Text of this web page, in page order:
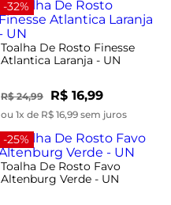
-32%
Toalha De Rosto Finesse
Atlantica Laranja - UN
R$ 24,99 R$ 16,99
ou 1x de R$ 16,99 sem juros
-25%
Toalha De Rosto Favo
Altenburg Verde - UN